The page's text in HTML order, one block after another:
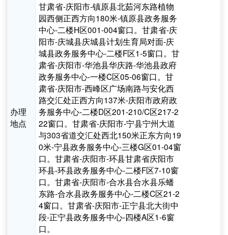
办理
地点
甘肃省-庆阳市-镇原县北茹河东路植物
园西侧正西方向180米-镇原县政务服务
中心-二楼H区001-004窗口。甘肃省-庆
阳市-庆城县庆城县计划生育局对面-庆
城县政务服务中心-二楼F区1-5窗口。甘
肃省-庆阳市-华池县华庆路-华池县政府
政务服务中心-一楼C区05-06窗口。甘
肃省-庆阳市-西峰区广场南路与安化西
路交汇处正西方向137米-庆阳市政府政
务服务中心-二楼D区201-210/C区217-2
22窗口。甘肃省-庆阳市-宁县宁州大道
与303省道交汇处西北150米正东方向19
0米-宁县政务服务中心-三楼G区01-04窗
口。甘肃省-庆阳市-环县甘肃省庆阳市
环县-环县政务服务中心-二楼F区7-10窗
口。甘肃省-庆阳市-合水县合水县乐蟠
东路-合水县政务服务中心-二楼C区21-2
4窗口。甘肃省-庆阳市-正宁县北大街中
段-正宁县政务服务中心-四楼A区1-6窗
口。